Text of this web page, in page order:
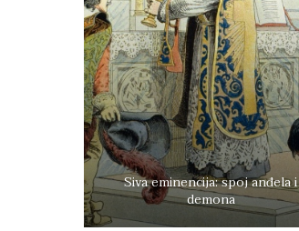
Siva eminencija: spoj anđela i
demona